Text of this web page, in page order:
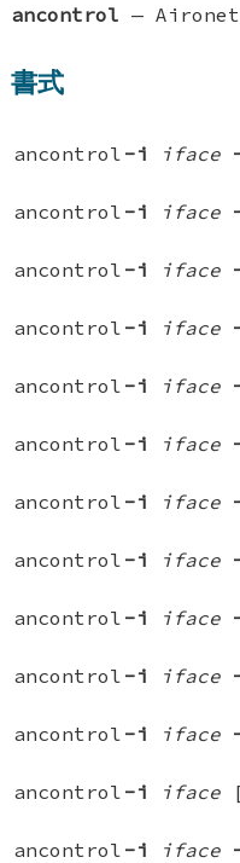
ancontrol —Aironet
書式
ancontrol -i iface
ancontrol -i iface
ancontrol -i iface
ancontrol -i iface
ancontrol -i iface
ancontrol -i iface
ancontrol -i iface
ancontrol -i iface
ancontrol -i iface
ancontrol -i iface
ancontrol -i iface
ancontrol -i iface
ancontrol -i iface